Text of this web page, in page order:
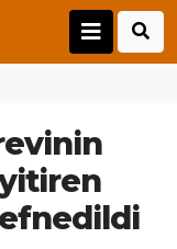
yitiren